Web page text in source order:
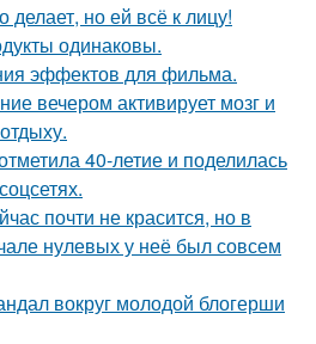
делает, но ей всё к лицу!
одинаковы.
эффектов для фильма.
вечером активирует мозг и
40-летие и поделилась
почти не красится, но в
нулевых у неё был совсем
вокруг молодой блогерши